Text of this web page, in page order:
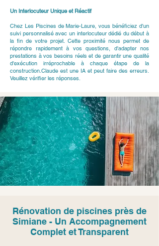
Un Interlocuteur Unique et Réactif
Chez Les Piscines de Marie-Laure, vous bénéficiez d'un
suivi personnalisé avec un interlocuteur dédié du début à
la fin de votre projet. Cette proximité nous permet de
répondre rapidement à vos questions, d'adapter nos
prestations à vos besoins réels et de garantir une qualité
d'exécution irréprochable à chaque étape de la
construction.Claude est une IA et peut faire des erreurs.
Veuillez vérifier les réponses.
Rénovation de piscines près de
Simiane - Un Accompagnement
Complet et Transparent